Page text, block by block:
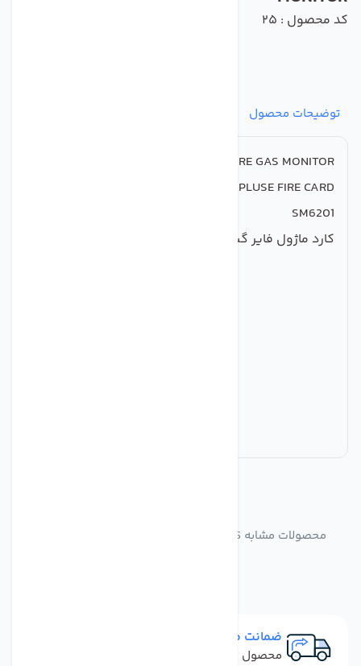
کد محصول : 25
توضیحات محصول
-C2039 V10 FIRE GAS MONITOR
GASMONITOR PLUSE FIRE CARD
SM6201
کارد ماژول فایر گس مونیتور پلاس کروکن
محصولات مشابه CROWCON SM6201-C2039 V10 FIRE GAS
ضمانت مرجوعی
محصول نباید آسیب دیده باشد